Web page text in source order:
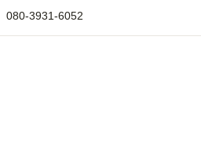
080-3931-6052